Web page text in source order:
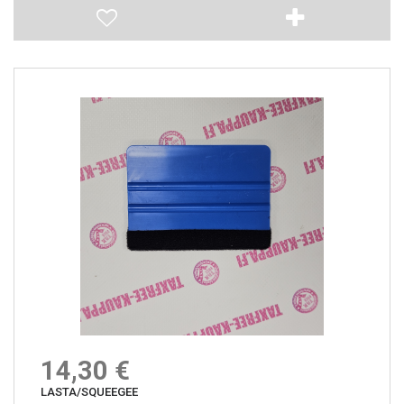
14,30 €
LASTA/SQUEEGEE